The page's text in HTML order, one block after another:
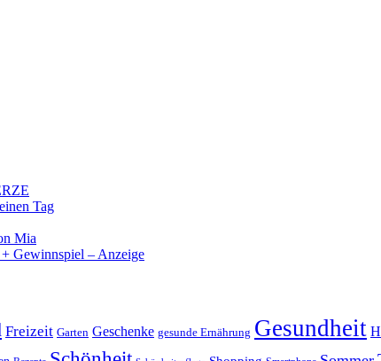
Tag
Mia
Gewinnspiel – Anzeige
Freizeit Garten Geschenke gesunde Ernährung Gesundheit